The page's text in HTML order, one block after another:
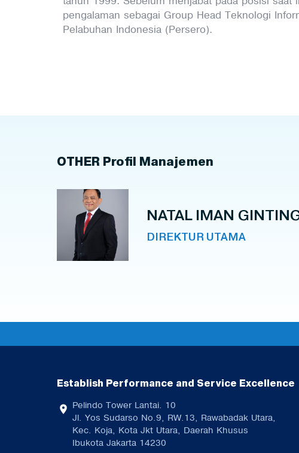
pengalaman sebagai Group Head Teknologi
Pelabuhan Indonesia (Persero).
OTHER Profil Manajemen
NATAL IMAN
DIREKTUR UTAMA
Establish Performance and Service Excellence
Pelindo Tower Lantai. 10
Jl. Yos Sudarso No.9, RW.13, Rawabadak Utara,
Kec. Koja, Kota Jkt Utara, Daerah Khusus
Ibukota Jakarta 14230